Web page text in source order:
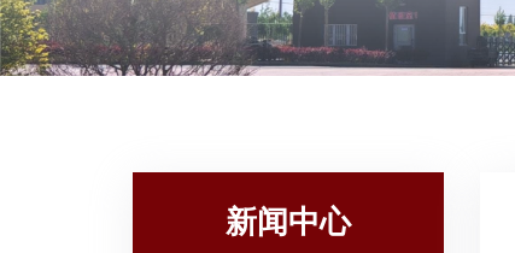
新闻中心